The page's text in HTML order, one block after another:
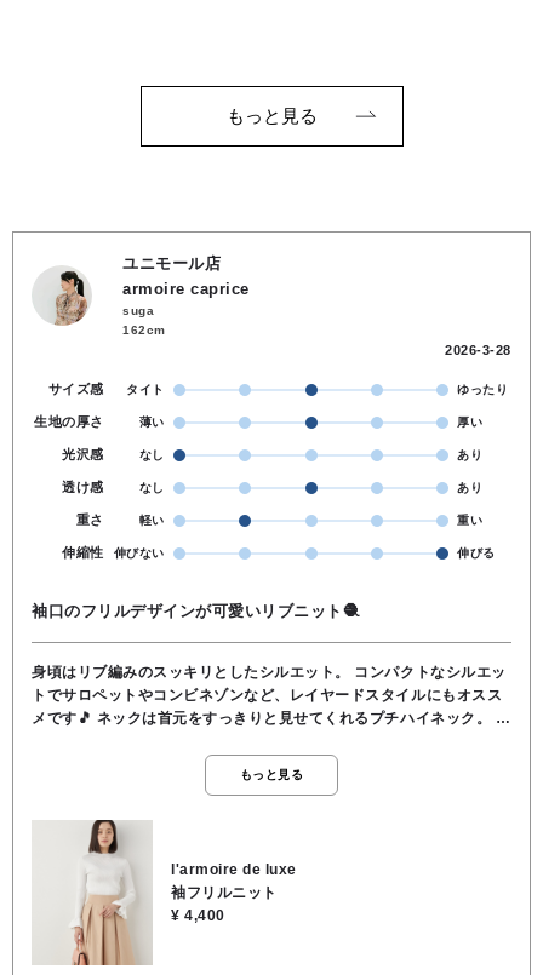
もっと見る
ユニモール店
armoire caprice
suga
162cm
2026-3-28
サイズ感 タイト ゆったり
生地の厚さ 薄い 厚い
光沢感 なし あり
透け感 なし あり
重さ 軽い 重い
伸縮性 伸びない 伸びる
袖口のフリルデザインが可愛いリブニット🧶
身頃はリブ編みのスッキリとしたシルエット。 コンパクトなシルエッ
トでサロペットやコンビネゾンなど、レイヤードスタイルにもオスス
メです🎵 ネックは首元をすっきりと見せてくれるプチハイネック。 華
しにくく、シワになりにくいポリエステルニット。 なめらかな表面感
でサラッとした肌触り🌿 シンプルな身頃と袖口ボリュームの遊び心が
お洗濯もOKです。 素材／ポリエステル100％
もっと見る
l'armoire de luxe
袖フリルニット
¥ 4,400